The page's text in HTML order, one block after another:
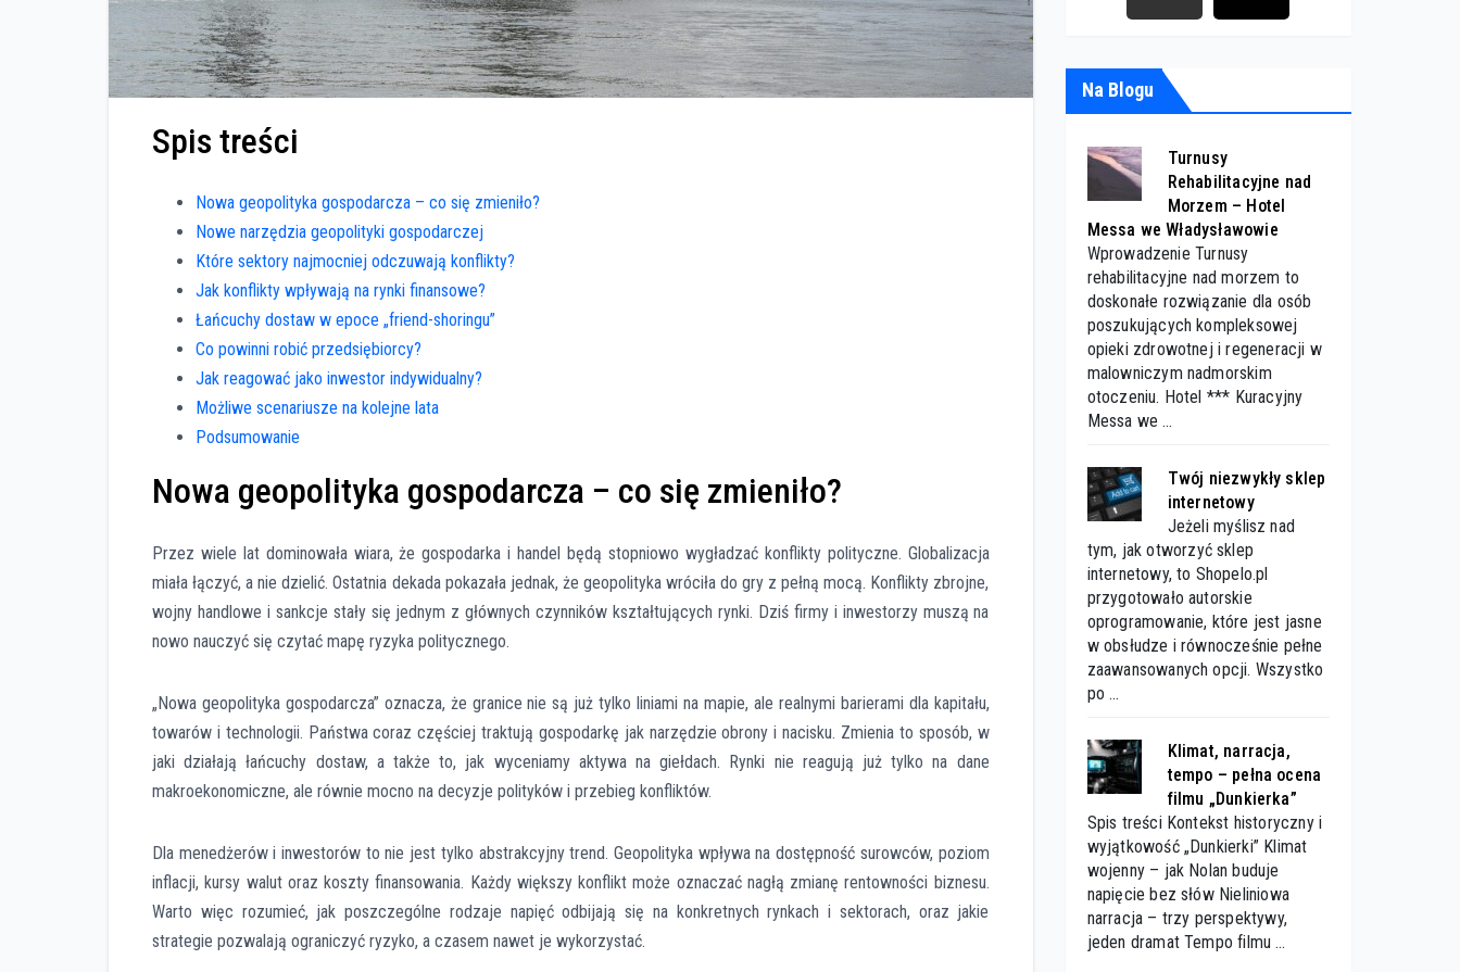
Spis treści
Nowa geopolityka gospodarcza – co się zmieniło?
Nowe narzędzia geopolityki gospodarczej
Które sektory najmocniej odczuwają konflikty?
Jak konflikty wpływają na rynki finansowe?
Łańcuchy dostaw w epoce „friend-shoringu”
Co powinni robić przedsiębiorcy?
Jak reagować jako inwestor indywidualny?
Możliwe scenariusze na kolejne lata
Podsumowanie
Nowa geopolityka gospodarcza – co się zmieniło?
Przez wiele lat dominowała wiara, że gospodarka i handel będą stopniowo wygładzać konflikty polityczne. Globalizacja
miała łączyć, a nie dzielić. Ostatnia dekada pokazała jednak, że geopolityka wróciła do gry z pełną mocą. Konflikty zbrojne,
wojny handlowe i sankcje stały się jednym z głównych czynników kształtujących rynki. Dziś firmy i inwestorzy muszą na
nowo nauczyć się czytać mapę ryzyka politycznego.
„Nowa geopolityka gospodarcza” oznacza, że granice nie są już tylko liniami na mapie, ale realnymi barierami dla kapitału,
towarów i technologii. Państwa coraz częściej traktują gospodarkę jak narzędzie obrony i nacisku. Zmienia to sposób, w
jaki działają łańcuchy dostaw, a także to, jak wyceniamy aktywa na giełdach. Rynki nie reagują już tylko na dane
makroekonomiczne, ale równie mocno na decyzje polityków i przebieg konfliktów.
Dla menedżerów i inwestorów to nie jest tylko abstrakcyjny trend. Geopolityka wpływa na dostępność surowców, poziom
inflacji, kursy walut oraz koszty finansowania. Każdy większy konflikt może oznaczać nagłą zmianę rentowności biznesu.
Warto więc rozumieć, jak poszczególne rodzaje napięć odbijają się na konkretnych rynkach i sektorach, oraz jakie
strategie pozwalają ograniczyć ryzyko, a czasem nawet je wykorzystać.
Na Blogu
Turnusy
Rehabilitacyjne nad
Morzem – Hotel
Messa we Władysławowie
Wprowadzenie Turnusy
rehabilitacyjne nad morzem to
doskonałe rozwiązanie dla osób
poszukujących kompleksowej
opieki zdrowotnej i regeneracji w
malowniczym nadmorskim
otoczeniu. Hotel *** Kuracyjny
Messa we …
Twój niezwykły sklep
internetowy
Jeżeli myślisz nad
tym, jak otworzyć sklep
internetowy, to Shopelo.pl
przygotowało autorskie
oprogramowanie, które jest jasne
w obsłudze i równocześnie pełne
zaawansowanych opcji. Wszystko
po …
Klimat, narracja,
tempo – pełna ocena
filmu „Dunkierka”
Spis treści Kontekst historyczny i
wyjątkowość „Dunkierki” Klimat
wojenny – jak Nolan buduje
napięcie bez słów Nieliniowa
narracja – trzy perspektywy,
jeden dramat Tempo filmu …